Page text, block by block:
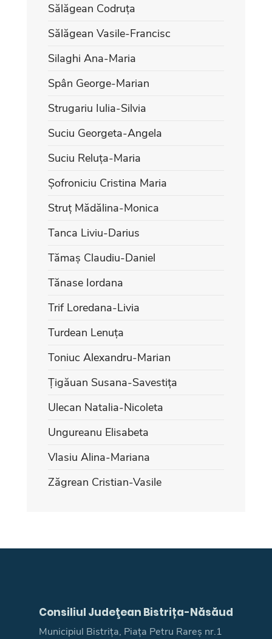
Sălăgean Codruța
Sălăgean Vasile-Francisc
Silaghi Ana-Maria
Spân George-Marian
Strugariu Iulia-Silvia
Suciu Georgeta-Angela
Suciu Reluța-Maria
Șofroniciu Cristina Maria
Struț Mădălina-Monica
Tanca Liviu-Darius
Tămaș Claudiu-Daniel
Tănase Iordana
Trif Loredana-Livia
Turdean Lenuța
Toniuc Alexandru-Marian
Țigăuan Susana-Savestița
Ulecan Natalia-Nicoleta
Ungureanu Elisabeta
Vlasiu Alina-Mariana
Zăgrean Cristian-Vasile
Consiliul Judeţean Bistrița-Năsăud
Municipiul Bistrița, Piața Petru Rareș nr.1